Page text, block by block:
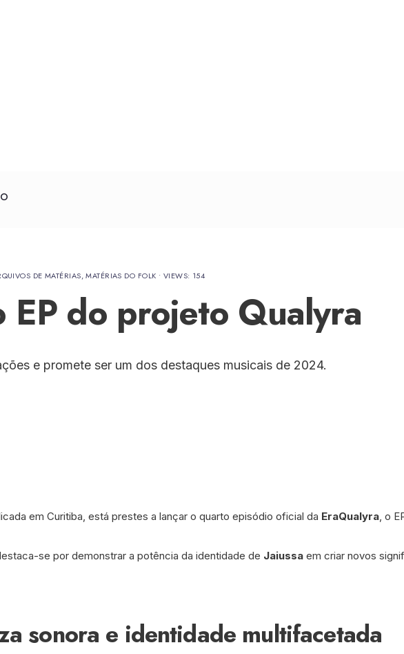
DE MATÉRIAS,MATÉRIAS DO FOLK • VIEWS: 154
EP do projeto Qualyra
e promete ser um dos destaques musicais de 2024.
em Curitiba, está prestes a lançar o quarto episódio oficial da EraQualyra, o
se por demonstrar a potência da identidade de Jaiussa em criar novos
sonora e identidade multifacetada